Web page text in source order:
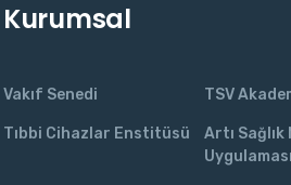
Kurumsal
Vakıf Senedi TSV
Tıbbi Cihazlar Enstitüsü
Artı Sağlık
Uygulaması